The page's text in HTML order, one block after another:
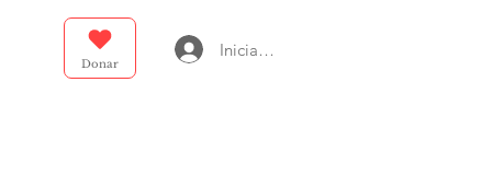
Donar
Iniciar sesión